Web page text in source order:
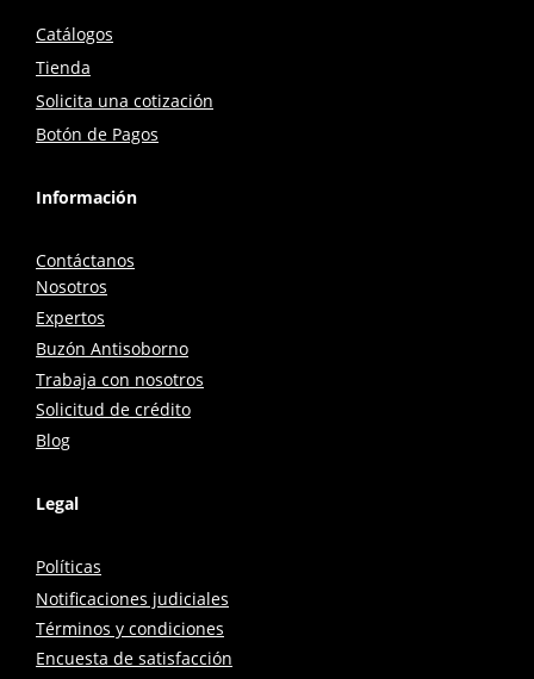
Catálogos
Tienda
Solicita una cotización
Botón de Pagos
Información
Contáctanos
Nosotros
Expertos
Buzón Antisoborno
Trabaja con nosotros
Solicitud de crédito
Blog
Legal
Políticas
Notificaciones judiciales
Términos y condiciones
Encuesta de satisfacción